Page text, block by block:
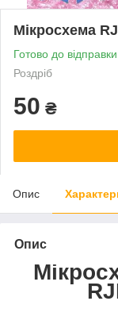
Мікросхема
Готово до
Роздріб
50 ₴
Опис
Опис